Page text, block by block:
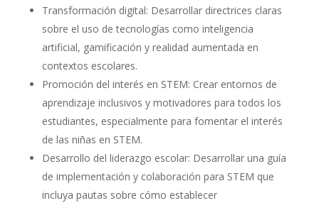
Transformación digital: Desarrollar directrices claras
sobre el uso de tecnologías como inteligencia
artificial, gamificación y realidad aumentada en
contextos escolares.
Promoción del interés en STEM: Crear entornos de
aprendizaje inclusivos y motivadores para todos los
estudiantes, especialmente para fomentar el interés
de las niñas en STEM.
Desarrollo del liderazgo escolar: Desarrollar una guía
de implementación y colaboración para STEM que
incluya pautas sobre cómo establecer